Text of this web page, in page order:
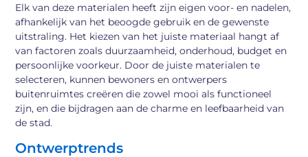
Elk van deze materialen heeft zijn eigen voor- en nadelen,
afhankelijk van het beoogde gebruik en de gewenste
uitstraling. Het kiezen van het juiste materiaal hangt af
van factoren zoals duurzaamheid, onderhoud, budget en
persoonlijke voorkeur. Door de juiste materialen te
selecteren, kunnen bewoners en ontwerpers
buitenruimtes creëren die zowel mooi als functioneel
zijn, en die bijdragen aan de charme en leefbaarheid van
de stad.
Ontwerptrends